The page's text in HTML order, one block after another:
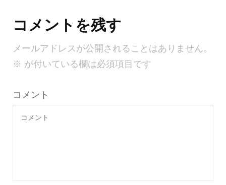
コメントを残す
メールアドレスが公開されることはありません。
※ が付いている欄は必須項目です
コメント